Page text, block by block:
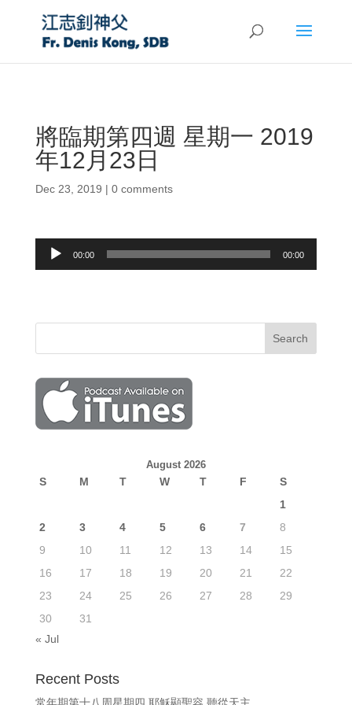
將臨期第四週 星期一 2019
年12月23日
Dec 23, 2019 | 0 comments
Audio
00:00 00:00
August 2026
S M T W T F
S
1
2
3 4 5 6 7
8
9
10 11 12 13 14
15
16
17 18 19 20 21
22
23
24 25 26 27 28
29
30
31
« Jul
Recent Posts